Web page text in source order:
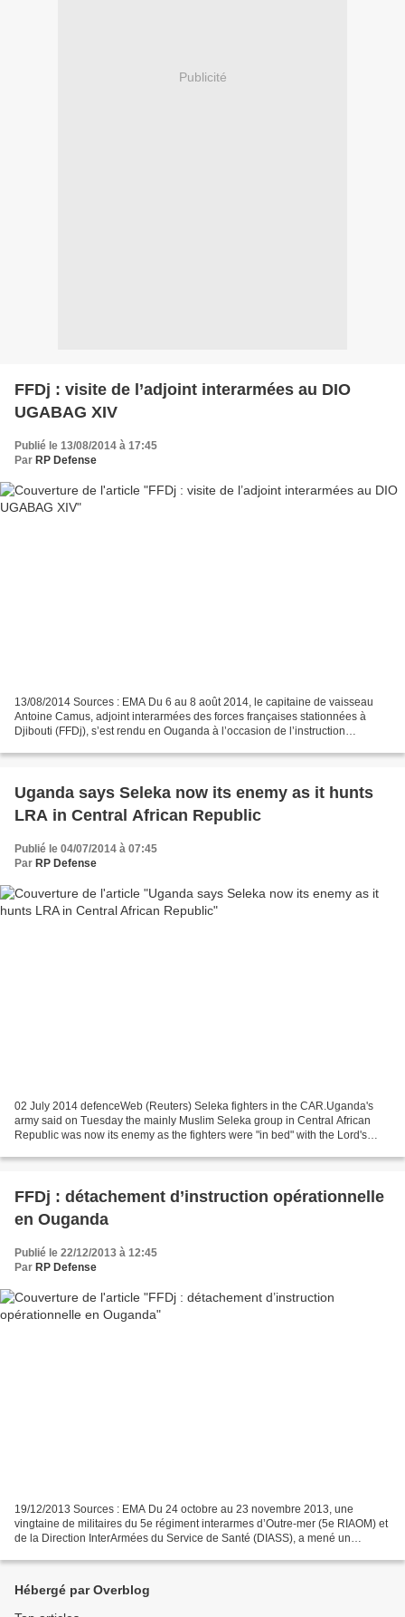
Publicité
FFDj : visite de l’adjoint interarmées au DIO
UGABAG XIV
Publié le 13/08/2014 à 17:45
Par RP Defense
13/08/2014 Sources : EMA Du 6 au 8 août 2014, le capitaine de vaisseau
Antoine Camus, adjoint interarmées des forces françaises stationnées à
Djibouti (FFDj), s’est rendu en Ouganda à l’occasion de l’instruction
Uganda says Seleka now its enemy as it hunts
LRA in Central African Republic
Publié le 04/07/2014 à 07:45
Par RP Defense
02 July 2014 defenceWeb (Reuters) Seleka fighters in the CAR.Uganda's
army said on Tuesday the mainly Muslim Seleka group in Central African
Republic was now its enemy as the fighters were "in bed" with the Lord's
FFDj : détachement d’instruction opérationnelle
en Ouganda
Publié le 22/12/2013 à 12:45
Par RP Defense
19/12/2013 Sources : EMA Du 24 octobre au 23 novembre 2013, une
vingtaine de militaires du 5e régiment interarmes d’Outre-mer (5e RIAOM) et
de la Direction InterArmées du Service de Santé (DIASS), a mené un
Hébergé par Overblog